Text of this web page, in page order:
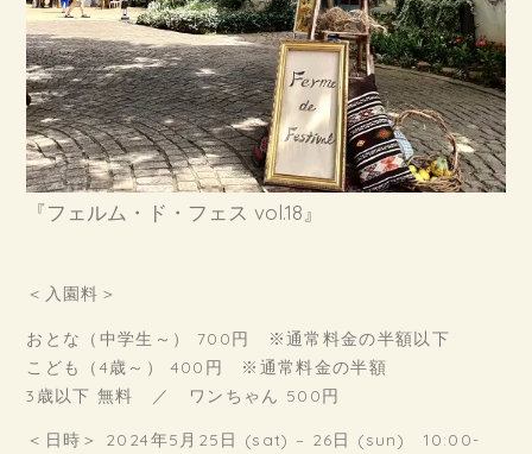
『フェルム・ド・フェス vol.18』
＜入園料＞
おとな（中学生～） 700円 ※通常料金の半額以下
こども（4歳～） 400円 ※通常料金の半額
3歳以下 無料 ／ ワンちゃん 500円
＜日時＞ 2024年5月25日 (sat) – 26日 (sun) 10:00-